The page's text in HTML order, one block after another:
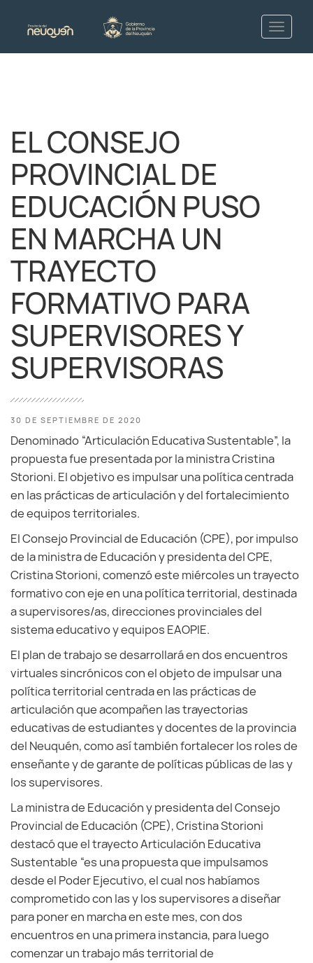
EL CONSEJO
PROVINCIAL DE
EDUCACIÓN PUSO
EN MARCHA UN
TRAYECTO
FORMATIVO PARA
SUPERVISORES Y
SUPERVISORAS
30 DE SEPTIEMBRE DE 2020
Denominado “Articulación Educativa Sustentable”, la
propuesta fue presentada por la ministra Cristina
Storioni. El objetivo es impulsar una política centrada
en las prácticas de articulación y del fortalecimiento
de equipos territoriales.
El Consejo Provincial de Educación (CPE), por impulso
de la ministra de Educación y presidenta del CPE,
Cristina Storioni, comenzó este miércoles un trayecto
formativo con eje en una política territorial, destinada
a supervisores/as, direcciones provinciales del
sistema educativo y equipos EAOPIE.
El plan de trabajo se desarrollará en dos encuentros
virtuales sincrónicos con el objeto de impulsar una
política territorial centrada en las prácticas de
articulación que acompañen las trayectorias
educativas de estudiantes y docentes de la provincia
del Neuquén, como así también fortalecer los roles de
enseñante y de garante de políticas públicas de las y
los supervisores.
La ministra de Educación y presidenta del Consejo
Provincial de Educación (CPE), Cristina Storioni
destacó que el trayecto Articulación Educativa
Sustentable “es una propuesta que impulsamos
desde el Poder Ejecutivo, el cual nos habíamos
comprometido con las y los supervisores a diseñar
para poner en marcha en este mes, con dos
encuentros en una primera instancia, para luego
comenzar un trabajo más territorial de